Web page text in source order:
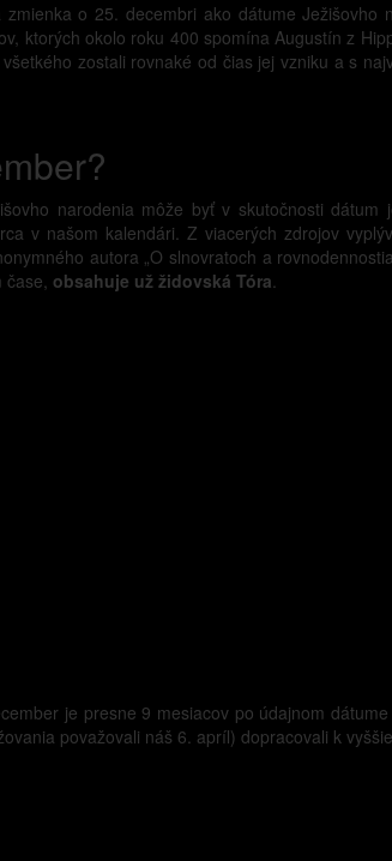
o 25. decembri ako dátume
ktorých okolo roku 400 spomína Augustín z
zostali rovnaké od čias jej vzniku a s
narodenia môže byť v skutočnosti
v našom kalendári. Z viacerých zdrojov
autora „O slnovratoch a
čase, obsahuje už židovská Tóra.
je presne 9 mesiacov po údajnom
považovali náš 6. apríl) dopracovali k